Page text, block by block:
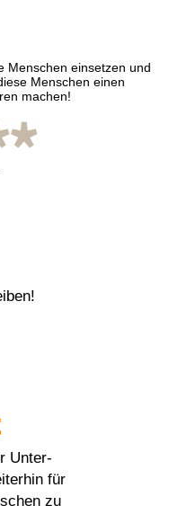
Menschen einsetzen und
Menschen einen
machen!
Unter-
für
zu